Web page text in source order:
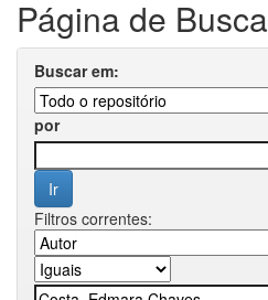
Página de Busca
Buscar em:
por
Filtros correntes: